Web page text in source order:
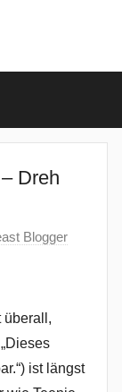
Dreh
Blogger
überall,
ist längst